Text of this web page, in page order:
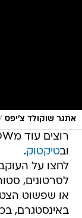
אתגר שוקולד צ'יפס
רוצים עוד מNOW? היכנסו לעמוד שלנו ב
ובטיקטוק.
לחצו על
לסרטונים,
או שפשוט
באינסטגרם,